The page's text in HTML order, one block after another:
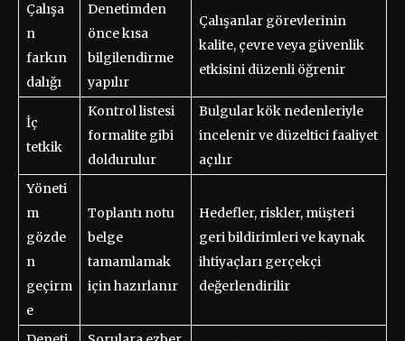
Çalışa
n
farkın
dalığı
Denetimden
önce kısa
bilgilendirme
yapılır
Çalışanlar görevlerinin
kalite, çevre veya güvenlik
etkisini düzenli öğrenir
İç
tetkik
Kontrol listesi
formalite gibi
doldurulur
Bulgular kök nedenleriyle
incelenir ve düzeltici faaliyet
açılır
Yöneti
m
gözde
n
geçirm
e
Toplantı notu
belge
tamamlamak
için hazırlanır
Hedefler, riskler, müşteri
geri bildirimleri ve kaynak
ihtiyaçları gerçekçi
değerlendirilir